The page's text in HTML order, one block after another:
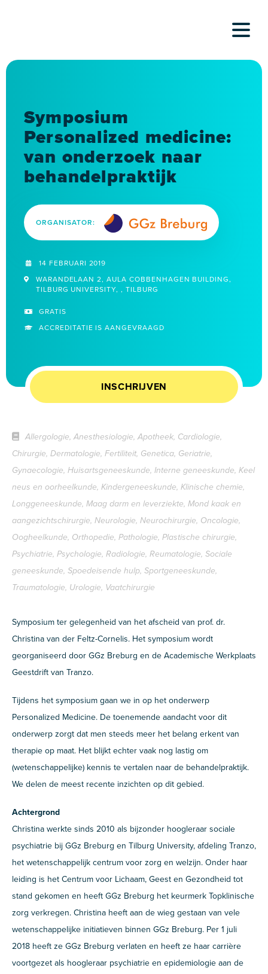
Symposium
Personalized medicine:
van onderzoek naar
behandelpraktijk
ORGANISATOR:
14 FEBRUARI 2019
WARANDELAAN 2, AULA COBBENHAGEN BUILDING,
TILBURG UNIVERSITY, , TILBURG
GRATIS
ACCREDITATIE IS AANGEVRAAGD
INSCHRIJVEN
Allergologie, Anesthesiologie, Apotheek, Cardiologie,
Chirurgie, Dermatologie, Fertiliteit, Genetica, Geriatrie,
Gynaecologie, Huisartsgeneeskunde, Interne geneeskunde, Keel
neus en oorheelkunde, Kindergeneeskunde, Klinische chemie,
Longgeneeskunde, Maag darm en leverziekte, Mond kaak en
aangezichtschirurgie, Neurologie, Neurochirurgie, Oncologie,
Oogheelkunde, Orthopedie, Pathologie, Plastische chirurgie,
Psychiatrie, Psychologie, Radiologie, Reumatologie, Sociale
geneeskunde, Spoedeisende hulp, Sportgeneeskunde,
Traumatologie, Urologie, Vaatchirurgie
Symposium ter gelegenheid van het afscheid van prof. dr.
Christina van der Feltz-Cornelis. Het symposium wordt
georganiseerd door GGz Breburg en de Academische Werkplaats
Geestdrift van Tranzo.
Tijdens het symposium gaan we in op het onderwerp
Personalized Medicine. De toenemende aandacht voor dit
onderwerp zorgt dat men steeds meer het belang erkent van
therapie op maat. Het blijkt echter vaak nog lastig om
(wetenschappelijke) kennis te vertalen naar de behandelpraktijk.
We delen de meest recente inzichten op dit gebied.
Achtergrond
Christina werkte sinds 2010 als bijzonder hoogleraar sociale
psychiatrie bij GGz Breburg en Tilburg University, afdeling Tranzo,
het wetenschappelijk centrum voor zorg en welzijn. Onder haar
leiding is het Centrum voor Lichaam, Geest en Gezondheid tot
stand gekomen en heeft GGz Breburg het keurmerk Topklinische
zorg verkregen. Christina heeft aan de wieg gestaan van vele
wetenschappelijke initiatieven binnen GGz Breburg. Per 1 juli
2018 heeft ze GGz Breburg verlaten en heeft ze haar carrière
voortgezet als hoogleraar psychiatrie en epidemiologie aan de